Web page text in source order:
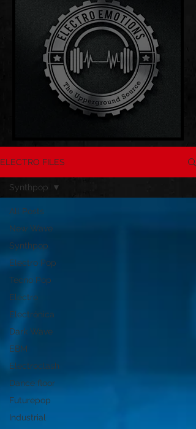
ELECTRO FILES
All Posts
New Wave
Synthpop
Electro Pop
Tecno Pop
Electro
Electrónica
Dark Wave
EBM
Electroclash
Dance floor
Futurepop
Industrial
Synthpop